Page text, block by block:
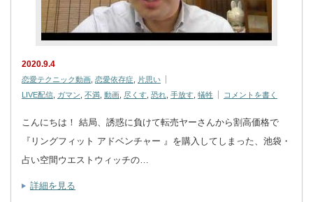
2020.9.4
恋愛テクニック動画 恋愛依存症
片思い
LIVE配信 ガマン 不満 動画 尽くす 恐れ 手放す 犠牲 コメントを書く
こんにちは！ 結局、誘惑に負けて転売ヤーさんから割高価格で
『リングフィット アドベンチャー 』を購入してしまった、池袋・
占い空間ウエストウィッチの…
詳細を見る